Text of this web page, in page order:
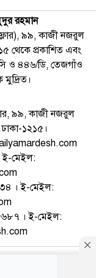
রহমান
৯৯, কাজী নজরুল
থেকে প্রকাশিত এবং
ও ৪৪৬/ডি, তেজগাঁও
৯৯, কাজী নজরুল
১২১৫।
ই-মেইল:
। ই-মেইল:
। ই-মেইল: